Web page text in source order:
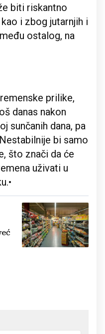
biti riskantno
i zbog jutarnjih i
ostalog, na
prilike,
danas nakon
sunčanih dana, pa
bi samo
što znači da će
uživati u